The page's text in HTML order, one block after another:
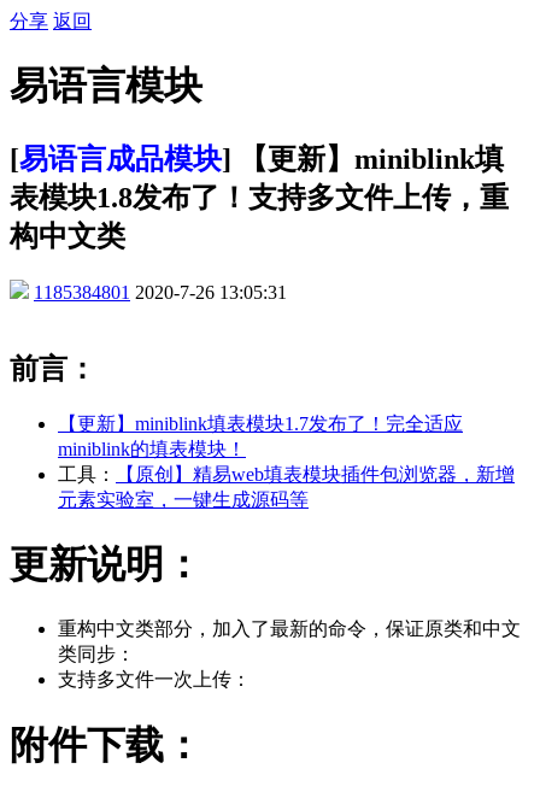
分享 返回
易语言模块
[易语言成品模块] 【更新】miniblink填
表模块1.8发布了！支持多文件上传，重
构中文类
1185384801 2020-7-26 13:05:31
前言：
【更新】miniblink填表模块1.7发布了！完全适应
miniblink的填表模块！
工具：
【原创】精易web填表模块插件包浏览器，新增
元素实验室，一键生成源码等
更新说明：
重构中文类部分，加入了最新的命令，保证原类和中文
类同步：
支持多文件一次上传：
附件下载：